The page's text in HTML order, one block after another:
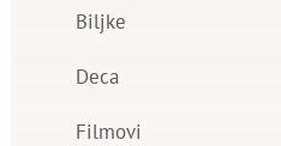
Biljke
Deca
Filmovi